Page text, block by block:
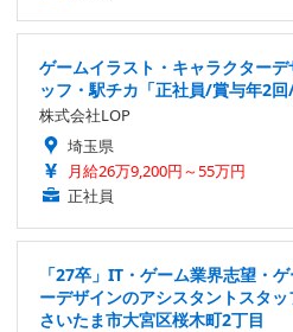
ゲームイラスト・キャラクター
ッフ・駅チカ「正社員/賞与年2回
株式会社LOP
埼玉県
月給26万9,200円～55万円
正社員
「27卒」IT・ゲーム業界志望・
ーデザインのアシスタントスタ
さいたま市大宮区桜木町2丁目